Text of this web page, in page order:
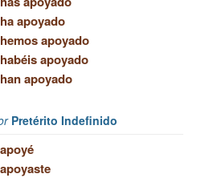
ha apoyado
hemos apoyado
habéis apoyado
han apoyado
Pretérito Indefinido
apoyé
apoyaste